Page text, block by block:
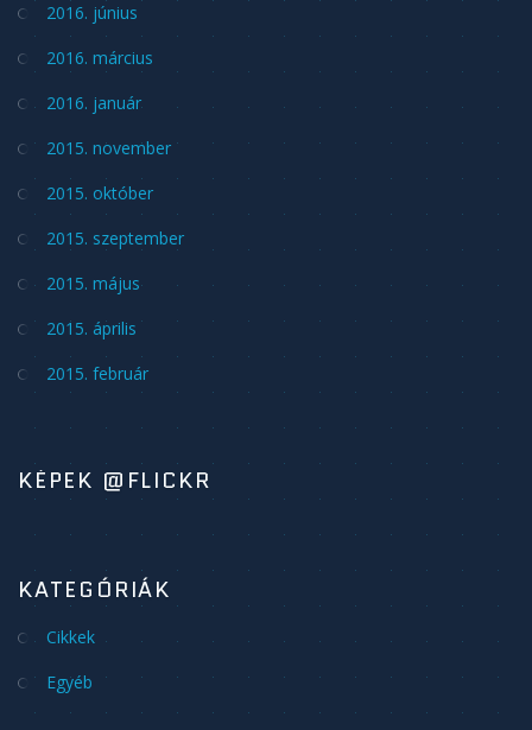
2016. június
2016. március
2016. január
2015. november
2015. október
2015. szeptember
2015. május
2015. április
2015. február
KÉPEK @FLICKR
KATEGÓRIÁK
Cikkek
Egyéb